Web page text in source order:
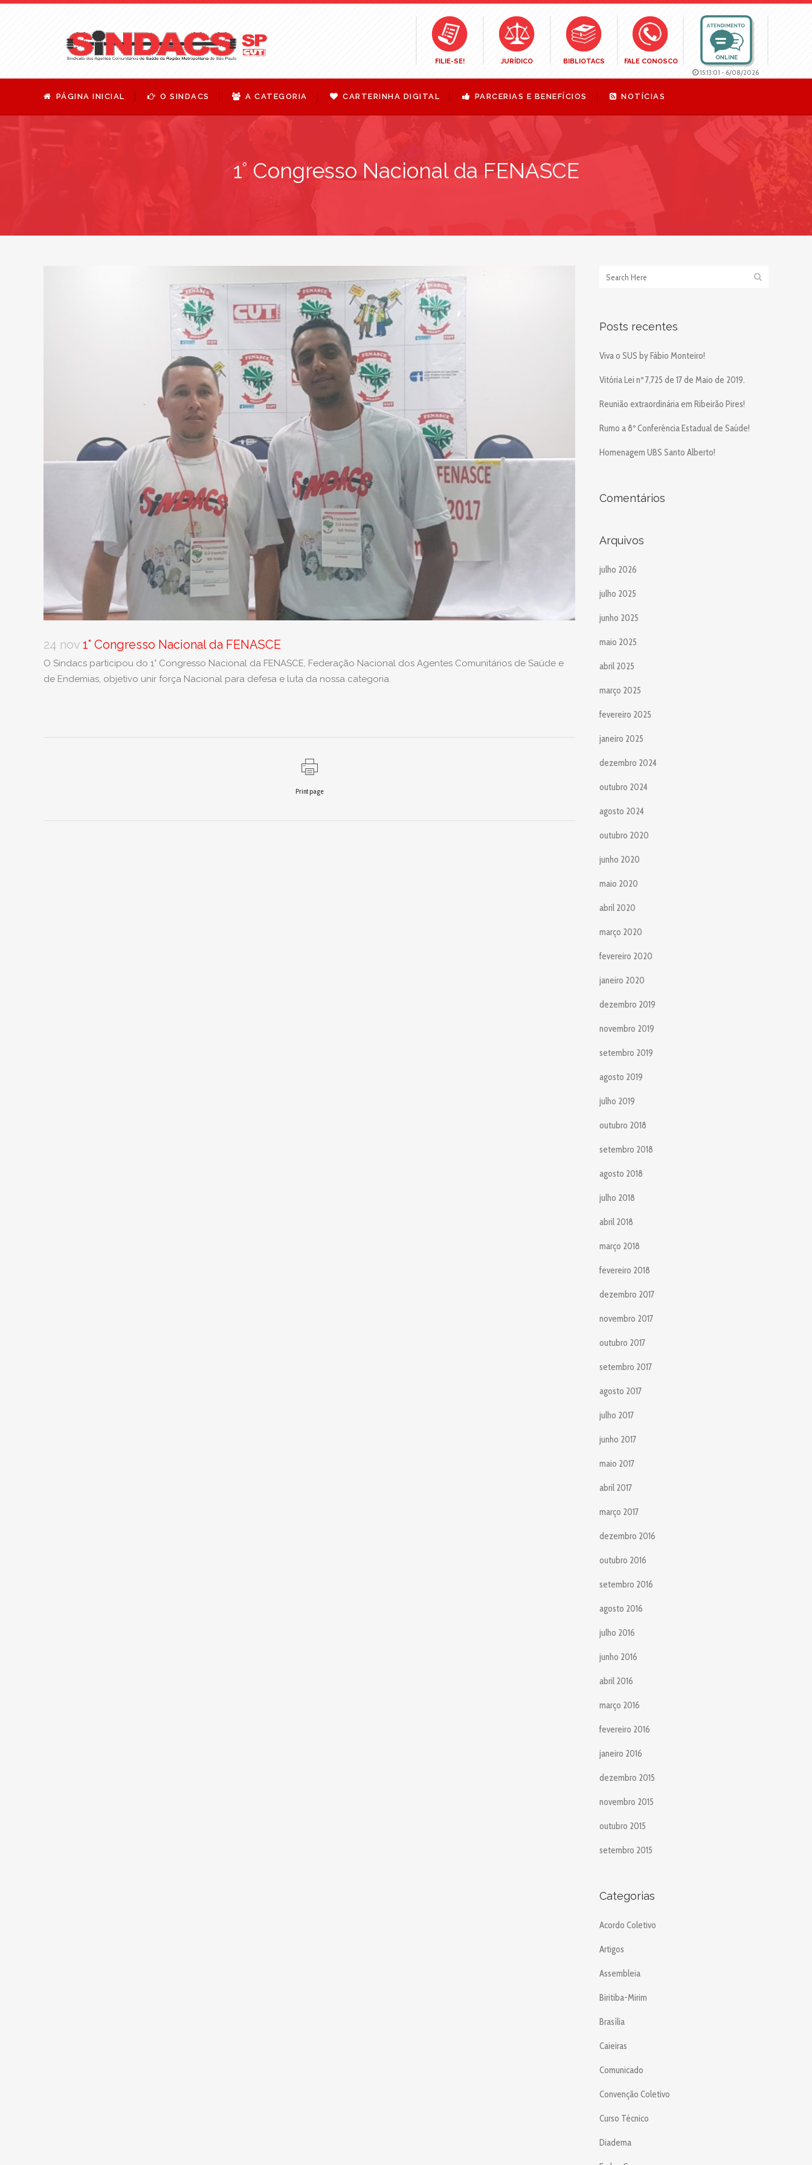
15:13:02 - 6/08/2026
FILIE-SE! JURÍDICO BIBLIOTACS FALE CONOSCO
PÁGINA INICIAL O SINDACS A CATEGORIA CARTERINHA DIGITAL PARCERIAS E BENEFÍCIOS NOTÍCIAS
1° Congresso Nacional da FENASCE
24 nov 1° Congresso Nacional da FENASCE
O Sindacs participou do 1° Congresso Nacional da FENASCE, Federação Nacional dos Agentes Comunitários de Saúde e
de Endemias, objetivo unir força Nacional para defesa e luta da nossa categoria.
Print page
Posts recentes
Viva o SUS by Fábio Monteiro!
Vitória Lei nº 7,725 de 17 de Maio de 2019.
Reunião extraordinária em Ribeirão Pires!
Rumo a 8º Conferência Estadual de Saúde!
Homenagem UBS Santo Alberto!
Comentários
Arquivos
julho 2026
julho 2025
junho 2025
maio 2025
abril 2025
março 2025
fevereiro 2025
janeiro 2025
dezembro 2024
outubro 2024
agosto 2024
outubro 2020
junho 2020
maio 2020
abril 2020
março 2020
fevereiro 2020
janeiro 2020
dezembro 2019
novembro 2019
setembro 2019
agosto 2019
julho 2019
outubro 2018
setembro 2018
agosto 2018
julho 2018
abril 2018
março 2018
fevereiro 2018
dezembro 2017
novembro 2017
outubro 2017
setembro 2017
agosto 2017
julho 2017
junho 2017
maio 2017
abril 2017
março 2017
dezembro 2016
outubro 2016
setembro 2016
agosto 2016
julho 2016
junho 2016
abril 2016
março 2016
fevereiro 2016
janeiro 2016
dezembro 2015
novembro 2015
outubro 2015
setembro 2015
Categorias
Acordo Coletivo
Artigos
Assembleia
Biritiba-Mirim
Brasília
Caieiras
Comunicado
Convenção Coletivo
Curso Técnico
Diadema